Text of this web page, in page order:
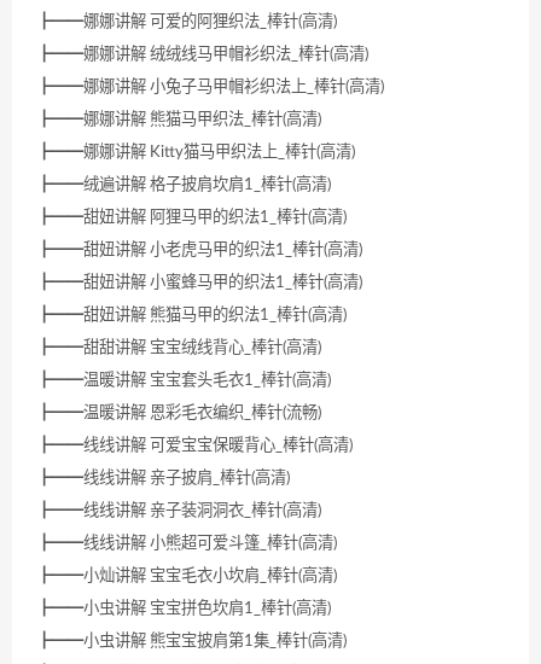
┣━━娜娜讲解 可爱的阿狸织法_棒针(高清)
┣━━娜娜讲解 绒绒线马甲帽衫织法_棒针(高清)
┣━━娜娜讲解 小兔子马甲帽衫织法上_棒针(高清)
┣━━娜娜讲解 熊猫马甲织法_棒针(高清)
┣━━娜娜讲解 Kitty猫马甲织法上_棒针(高清)
┣━━绒遍讲解 格子披肩坎肩1_棒针(高清)
┣━━甜妞讲解 阿狸马甲的织法1_棒针(高清)
┣━━甜妞讲解 小老虎马甲的织法1_棒针(高清)
┣━━甜妞讲解 小蜜蜂马甲的织法1_棒针(高清)
┣━━甜妞讲解 熊猫马甲的织法1_棒针(高清)
┣━━甜甜讲解 宝宝绒线背心_棒针(高清)
┣━━温暖讲解 宝宝套头毛衣1_棒针(高清)
┣━━温暖讲解 恩彩毛衣编织_棒针(流畅)
┣━━线线讲解 可爱宝宝保暖背心_棒针(高清)
┣━━线线讲解 亲子披肩_棒针(高清)
┣━━线线讲解 亲子装洞洞衣_棒针(高清)
┣━━线线讲解 小熊超可爱斗篷_棒针(高清)
┣━━小灿讲解 宝宝毛衣小坎肩_棒针(高清)
┣━━小虫讲解 宝宝拼色坎肩1_棒针(高清)
┣━━小虫讲解 熊宝宝披肩第1集_棒针(高清)